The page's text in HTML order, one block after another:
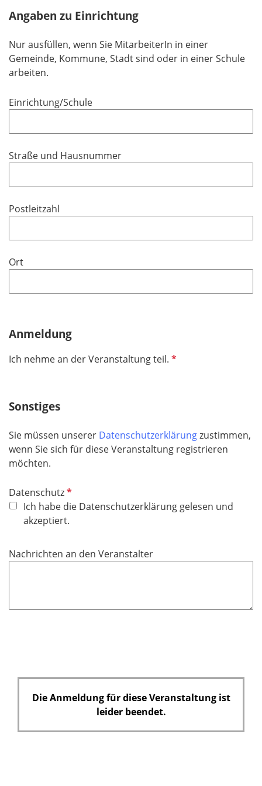
l
Angaben zu Einrichtung
Nur ausfüllen, wenn Sie MitarbeiterIn in einer
Gemeinde, Kommune, Stadt sind oder in einer Schule
arbeiten.
Einrichtung/Schule
Straße und Hausnummer
Postleitzahl
Ort
Anmeldung
Ich nehme an der Veranstaltung teil. P
h
t
f
Sonstiges
Sie müssen unserer Datenschutzerklärungzustimmen,
wenn Sie sich für diese Veranstaltung registrieren
möchten.
DatenschutzP
f
l
h
Ich habe die Datenschutzerklärung gelesen und
akzeptiert.
Nachrichten an den Veranstalter
Die Anmeldung für diese Veranstaltung ist
leider beendet.